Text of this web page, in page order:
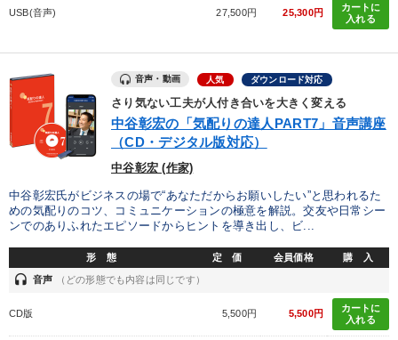
USB(音声) 27,500円 25,300円
カートに
入れる
音声・動画 人気 ダウンロード対応
さり気ない工夫が人付き合いを大きく変える
中谷彰宏の「気配りの達人PART7」音声講座
（CD・デジタル版対応）
中谷彰宏 (作家)
中谷彰宏氏がビジネスの場で“あなただからお願いしたい”と思われるた
めの気配りのコツ、コミュニケーションの極意を解説。交友や日常シー
ンでのありふれたエピソードからヒントを導き出し、ビ...
形 態 定 価 会員価格 購 入
headset 音声 （どの形態でも内容は同じです）
CD版 5,500円 5,500円
カートに
入れる